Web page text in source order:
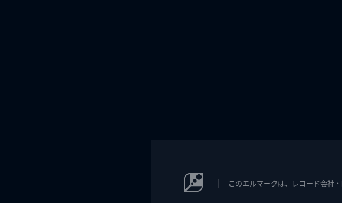
このエルマークは、レコード会社